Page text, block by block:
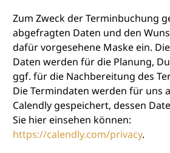
Zum Zweck der Terminbuchung
abgefragten Daten und den
dafür vorgesehene Maske ein.
Daten werden für die Planung,
ggf. für die Nachbereitung des
Die Termindaten werden für uns
Calendly gespeichert, dessen
Sie hier einsehen können:
https://calendly.com/privacy.